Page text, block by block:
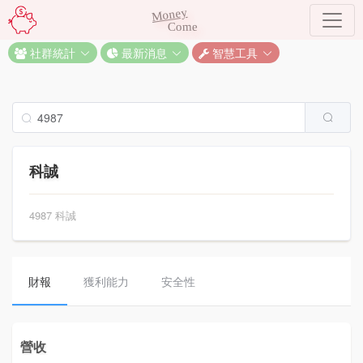
Money
Come
社群統計 最新消息 智慧工具
科誠
4987 科誠
財報 獲利能力 安全性
營收